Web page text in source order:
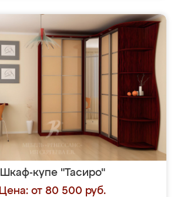
Шкаф-купе "Тасиро"
Цена: от 80 500 руб.